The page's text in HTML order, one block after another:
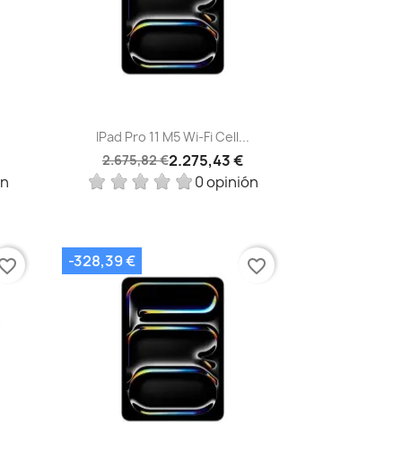
Vista rápida
IPad Pro 11 M5 Wi‑Fi Cell...
2.675,82 €2.275,43 €
0 opinión
-328,39 € favorite_border